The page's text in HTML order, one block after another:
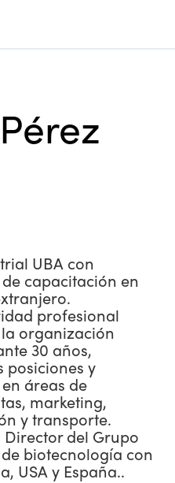
UBA con
capacitación en
profesional
organización
30 años,
posiciones y
áreas de
marketing,
y transporte.
del Grupo
de biotecnología con
USA y España..